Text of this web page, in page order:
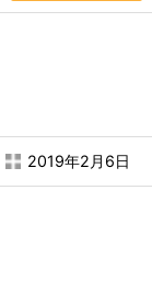
2019年2月6日